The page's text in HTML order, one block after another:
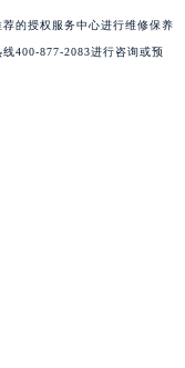
的授权服务中心进行维修保养
400-877-2083进行咨询或预